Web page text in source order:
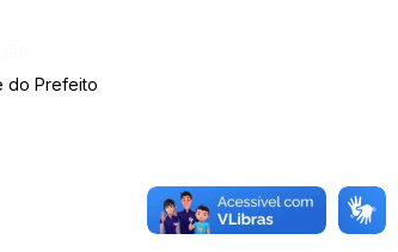
do Prefeito